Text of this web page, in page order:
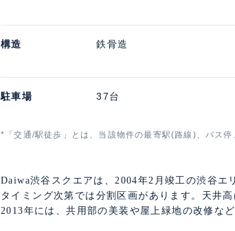
構造 鉄骨造
駐車場 37台
*「交通/駅徒歩」とは、当該物件の最寄駅(路線)、バス
Daiwa渋谷スクエアは、2004年2月竣工の渋谷
タイミング次第では分割区画があります。天井
2013年には、共用部の美装や屋上緑地の改修な